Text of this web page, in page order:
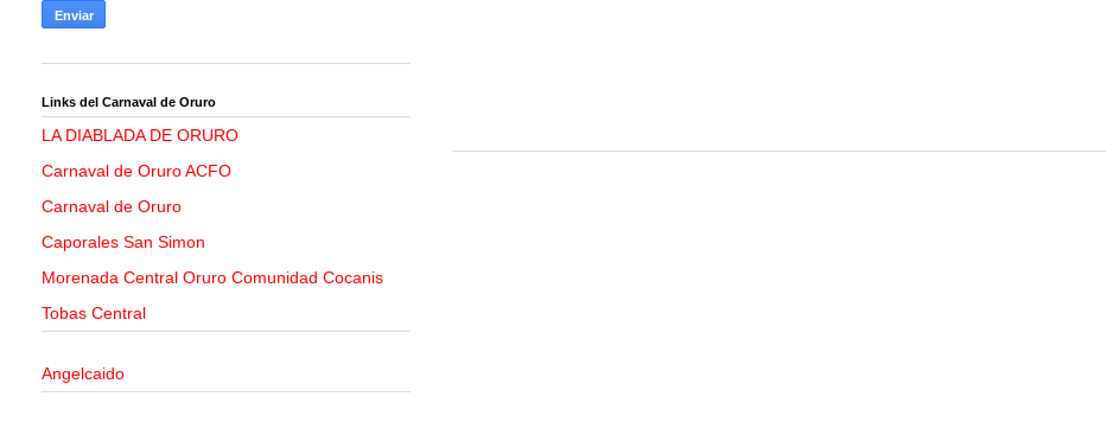
Links del Carnaval de Oruro
LA DIABLADA DE ORURO
Carnaval de Oruro ACFO
Carnaval de Oruro
Caporales San Simon
Morenada Central Oruro Comunidad Cocanis
Tobas Central
Angelcaido